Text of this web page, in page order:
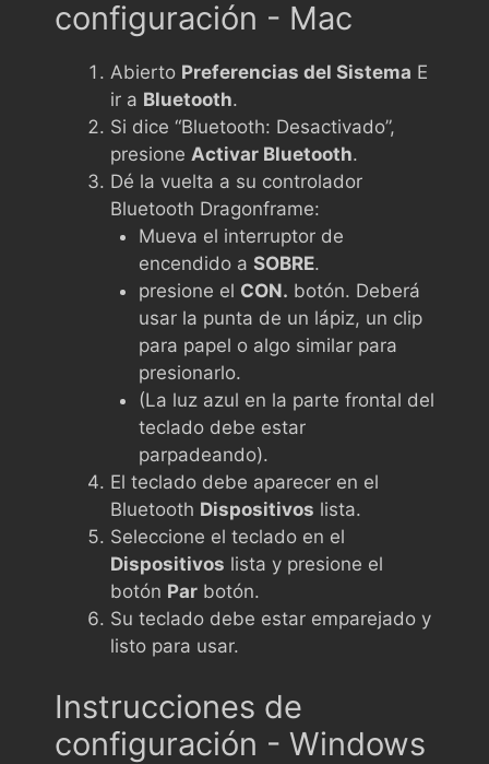
configuración - Mac
Abierto Preferencias del Sistema E
ir a Bluetooth.
Si dice “Bluetooth: Desactivado”,
presione Activar Bluetooth.
Dé la vuelta a su controlador
Bluetooth Dragonframe:
Mueva el interruptor de
encendido a SOBRE.
presione el CON. botón. Deberá
usar la punta de un lápiz, un clip
para papel o algo similar para
presionarlo.
(La luz azul en la parte frontal del
teclado debe estar
parpadeando).
El teclado debe aparecer en el
Bluetooth Dispositivos lista.
Seleccione el teclado en el
Dispositivos lista y presione el
botón Par botón.
Su teclado debe estar emparejado y
listo para usar.
Instrucciones de
configuración - Windows